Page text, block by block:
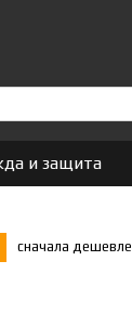
и защита
сначала дешевле